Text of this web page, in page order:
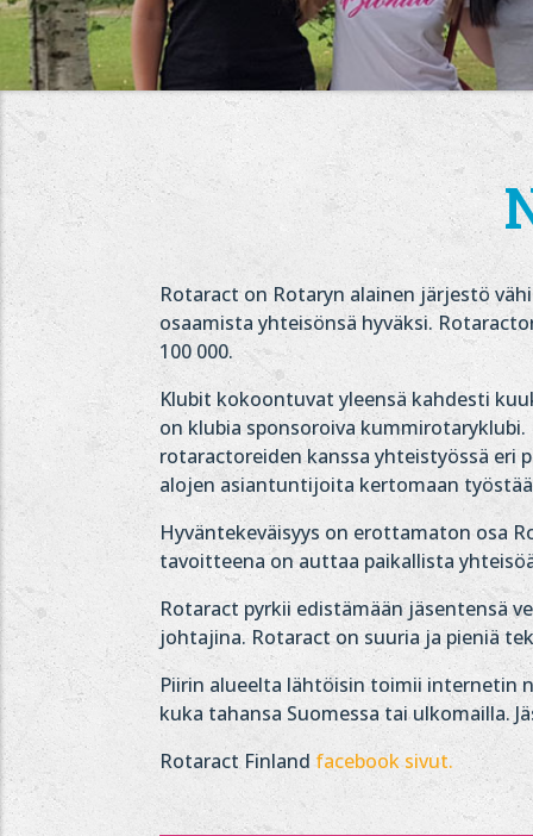
Rotaract on Rotaryn alainen järjestö
osaamista yhteisönsä hyväksi.
100 000.
Klubit kokoontuvat yleensä kahdesti
on klubia sponsoroiva
rotaractoreiden kanssa yhteistyössä eri
alojen asiantuntijoita kertomaan
Hyväntekeväisyys on erottamaton osa
tavoitteena on auttaa paikallista
Rotaract pyrkii edistämään jäsentensä
johtajina. Rotaract on suuria ja pieniä
Piirin alueelta lähtöisin toimii internetin
kuka tahansa Suomessa tai ulkomailla.
Rotaract Finland facebook sivut.